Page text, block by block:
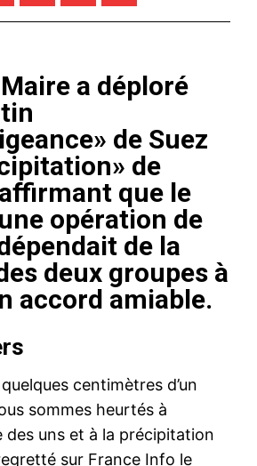
a déploré
de Suez
de
que le
opération de
de la
deux groupes à
accord amiable.
centimètres d’un
sommes heurtés à
des uns et à la précipitation
sur France Info le